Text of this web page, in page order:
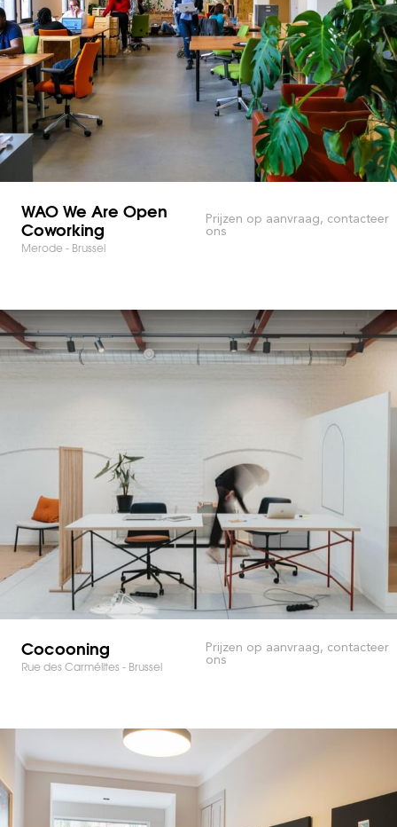
WAO We Are Open
Coworking
Merode - Brussel
Prijzen op aanvraag, contacteer
ons
Cocooning
Rue des Carmélites - Brussel
Prijzen op aanvraag, contacteer
ons